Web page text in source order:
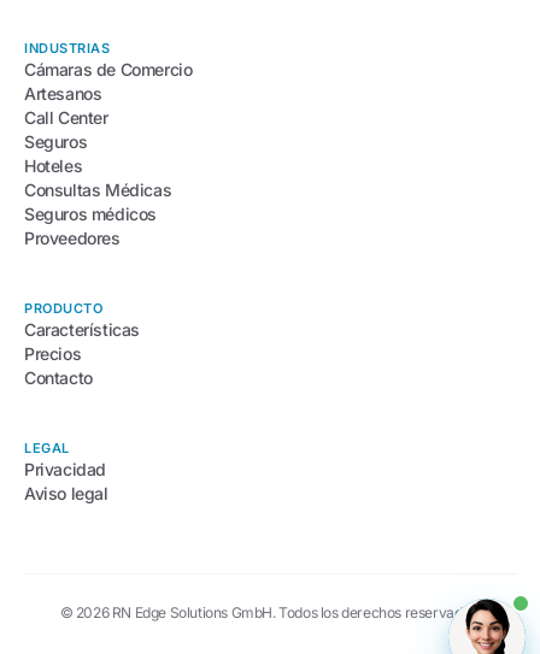
INDUSTRIAS
Cámaras de Comercio
Artesanos
Call Center
Seguros
Hoteles
Consultas Médicas
Seguros médicos
Proveedores
PRODUCTO
Características
Precios
Contacto
LEGAL
Privacidad
Aviso legal
© 2026 RN Edge Solutions GmbH. Todos los derechos reservados.